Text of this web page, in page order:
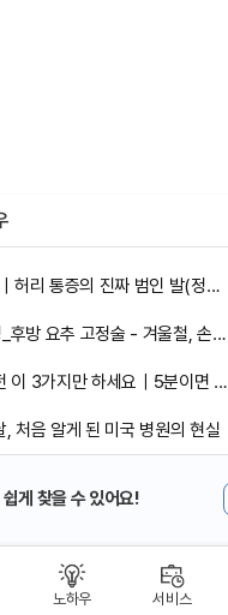
게 찾을 수 있어요!
귀로 배우는 물리치료학｜허리 통증의 진짜 범인 발(정형물리치료학 12-1장 무릎) #출퇴근길공부 #이동시간공부 #귀로듣는공부 #오디오강의 #물리치료학 #도수치료
척추관 협착증 수술 과정_후방 요추 고정술 - 겨울철, 손발 저림 주의보 (KBS_761회_20210120)
협착증 다리저림, 자기 전 이 3가지만 하세요｜5분이면 아침 다리가 달라집니다
처음 알게 된 미국 병원의 현실
260808 대전 재활치료 중
노하우 서비스